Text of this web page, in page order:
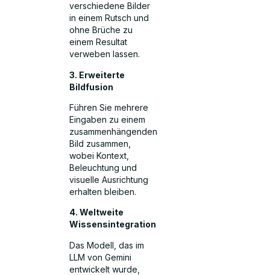
verschiedene Bilder
in einem Rutsch und
ohne Brüche zu
einem Resultat
verweben lassen.
3. Erweiterte
Bildfusion
Führen Sie mehrere
Eingaben zu einem
zusammenhängenden
Bild zusammen,
wobei Kontext,
Beleuchtung und
visuelle Ausrichtung
erhalten bleiben.
4. Weltweite
Wissensintegration
Das Modell, das im
LLM von Gemini
entwickelt wurde,